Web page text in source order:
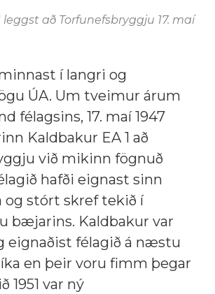
leggst að Torfunefsbryggju 17. maí
í langri og
ÚA. Um tveimur árum
félagsins, 17. maí 1947
Kaldbakur EA 1 að
við mikinn fögnuð
hafði eignast sinn
og stórt skref tekið í
bæjarins. Kaldbakur var
eignaðist félagið á næstu
en þeir voru fimm þegar
1951 var ný